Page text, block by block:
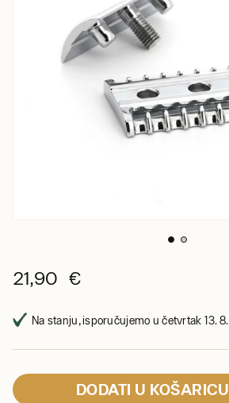
21,90 €
Na stanju, isporučujemo u četvrtak 13. 8.
DODATI U KOŠARICU